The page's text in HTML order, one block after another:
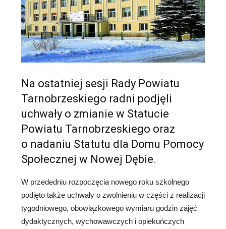
Na ostatniej sesji Rady Powiatu
Tarnobrzeskiego radni podjęli
uchwały o zmianie w Statucie
Powiatu Tarnobrzeskiego oraz
o nadaniu Statutu dla Domu Pomocy
Społecznej w Nowej Dębie.
W przededniu rozpoczęcia nowego roku szkolnego
podjęto także uchwały o zwolnieniu w części z realizacji
tygodniowego, obowiązkowego wymiaru godzin zajęć
dydaktycznych, wychowawczych i opiekuńczych